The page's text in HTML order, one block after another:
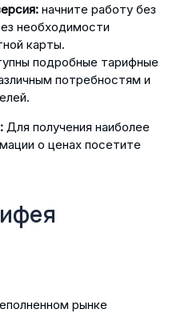
начните работу без
необходимости
карты.
подробные тарифные
потребностям и
Для получения наиболее
о ценах посетите
рынке